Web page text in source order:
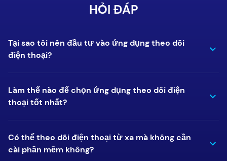
HỎI ĐÁP
Tại sao tôi nên đầu tư vào ứng dụng theo dõi
điện thoại?
Làm thế nào để chọn ứng dụng theo dõi điện
thoại tốt nhất?
Có thể theo dõi điện thoại từ xa mà không cần
cài phần mềm không?